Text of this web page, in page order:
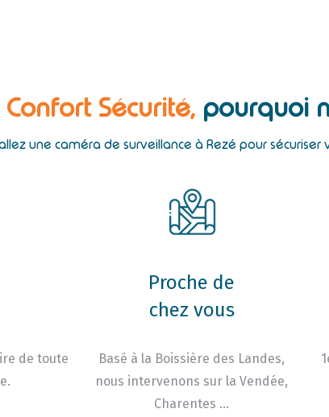
Sécurité, pourquoi
une caméra de surveillance à Rezé pour sécuriser
de toute
Proche de
chez vous
Basé à la Boissière des Landes,
nous intervenons sur la Vendée,
Charentes …